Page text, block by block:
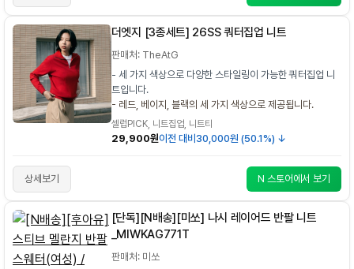
더엣지 [3종세트] 26SS 쿼터집업 니트
판매처: TheAtG
- 세 가지 색상으로 다양한 스타일링이 가능한 쿼터집업 니
트입니다.
- 레드, 베이지, 블랙의 세 가지 색상으로 제공됩니다.
셀럽PICK, 니트집업, 니트티
29,900원이전 대비30,000원 (50.1%) ↓
상세보기 N 스토어에서 보기
[단독][N배송][미쏘] 나시 레이어드 반팔 니트
_MIWKAG771T
판매처: 미쏘